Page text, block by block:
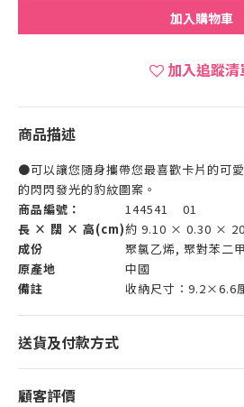
加入購物車
加入追蹤清
商品描述
●可以讓您隨身攜帶您最喜歡卡片的可
的閃閃發光的豹紋圖案。
商品編號：
144541 01
長 × 闊 × 高(cm)約 9.10 × 0.30 ×
成份
聚氯乙烯, 聚對苯二
原產地
中國
備註
收納尺寸：9.2×6.6
送貨及付款方式
顧客評價